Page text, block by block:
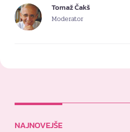
Tomaž Čakš
Moderator
NAJNOVEJŠE